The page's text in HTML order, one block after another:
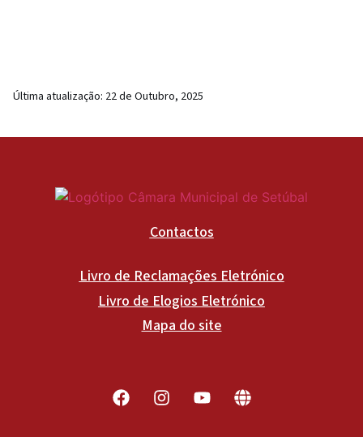
Última atualização: 22 de Outubro, 2025
Contactos
Livro de Reclamações Eletrónico
Livro de Elogios Eletrónico
Mapa do site